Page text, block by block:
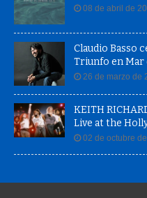
08 de abril de
Claudio Basso
Triunfo en Mar
26 de marzo de
KEITH
Live at the
02 de octubre